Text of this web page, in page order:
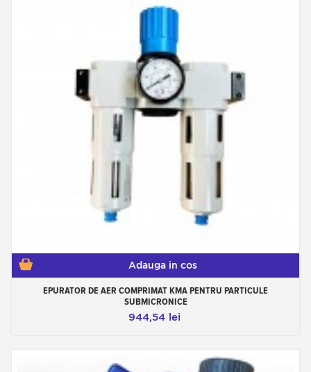
Adauga in cos
EPURATOR DE AER COMPRIMAT KMA PENTRU PARTICULE
SUBMICRONICE
944,54 lei